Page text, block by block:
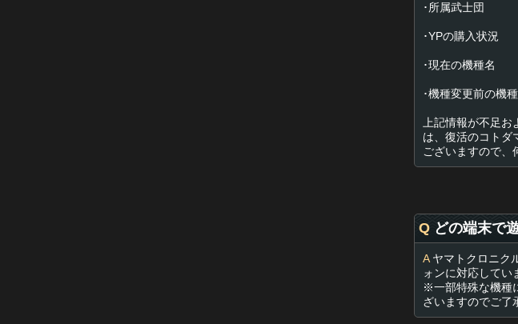
･所属武士団
･YPの購入状況
･現在の機種名
･機種変更前の機
上記情報が不足
は、復活のコトダ
ございますので、
Q どの端末で
Aヤマトクロニク
ォンに対応してい
※一部特殊な機種
ざいますのでご了